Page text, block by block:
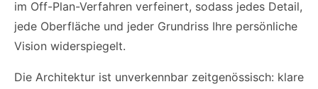
im Off-Plan-Verfahren verfeinert, sodass jedes Detail,
jede Oberfläche und jeder Grundriss Ihre persönliche
Vision widerspiegelt.
Die Architektur ist unverkennbar zeitgenössisch: klare